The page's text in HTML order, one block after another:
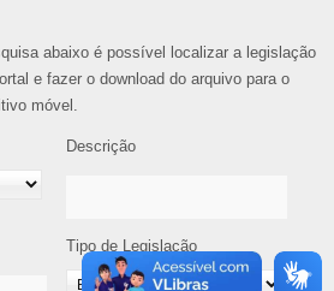
abaixo é possível localizar a legislação
e fazer o download do arquivo para o
móvel.
Descrição
Tipo de Legislação